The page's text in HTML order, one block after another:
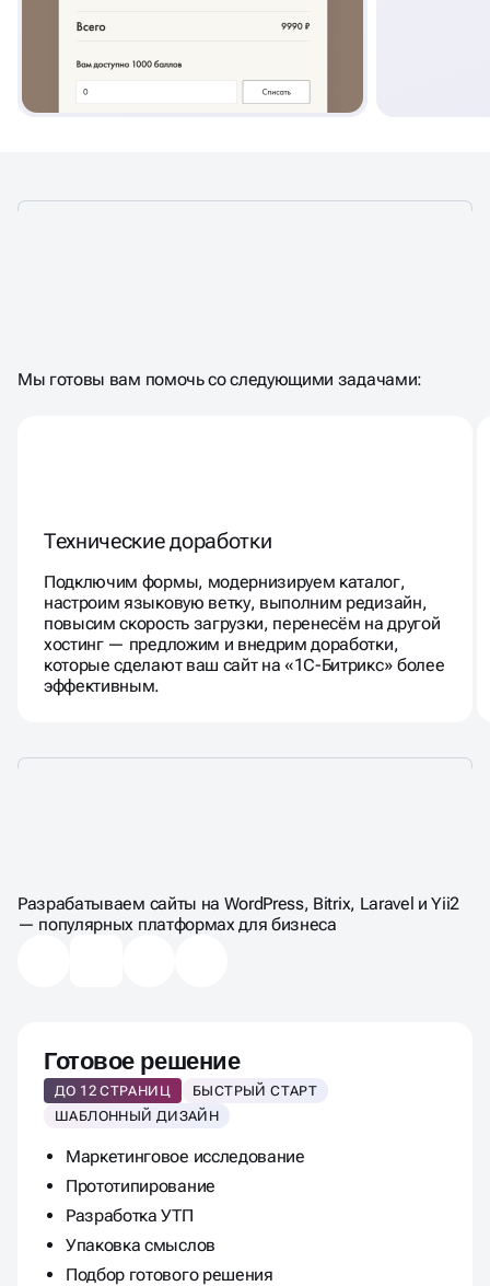
ПОДДЕРЖКИ
Мы готовы вам помочь со следующими задачами:
Технические доработки
Подключим формы, модернизируем каталог,
настроим языковую ветку, выполним редизайн,
повысим скорость загрузки, перенесём на другой
хостинг — предложим и внедрим доработки,
которые сделают ваш сайт на «1С-Битрикс» более
эффективным.
САЙТА НА 1С-БИТРИКС
Разрабатываем сайты на WordPress, Bitrix, Laravel и Yii2
— популярных платформах для бизнеса
Готовое решение
ДО 12 СТРАНИЦ
БЫСТРЫЙ СТАРТ
ШАБЛОННЫЙ ДИЗАЙН
Маркетинговое исследование
Прототипирование
Разработка УТП
Упаковка смыслов
Подбор готового решения